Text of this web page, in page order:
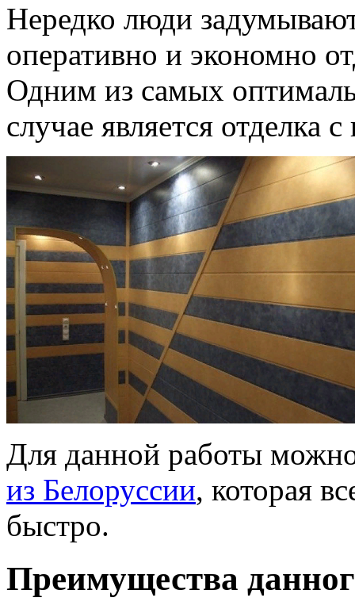
Нередко люди
оперативно и экономно
Одним из самых
случае является
Для данной работы
из Белоруссии, которая
быстро.
Преимущества